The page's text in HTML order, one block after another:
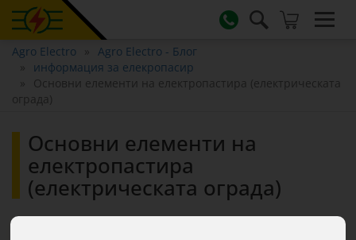
Agro Electro
Agro Electro - Блог
информация за елекропасир
Основни елементи на електропастира (електрическата
ограда)
Основни елементи на
електропастира
(електрическата ограда)